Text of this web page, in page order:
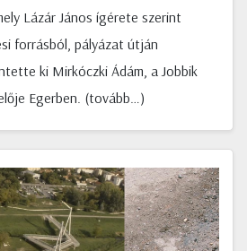
Lázár János ígérete szerint
forrásból, pályázat útján
ki Mirkóczki Ádám, a Jobbik
Egerben. (tovább…)